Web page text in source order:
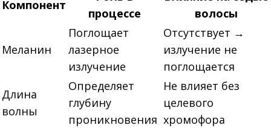
Компонент
процессе
волосы
Меланин
Поглощает
лазерное
излучение
Отсутствует →
излучение не
поглощается
Длина
волны
Определяет
глубину
проникновения
Не влияет без
целевого
хромофора